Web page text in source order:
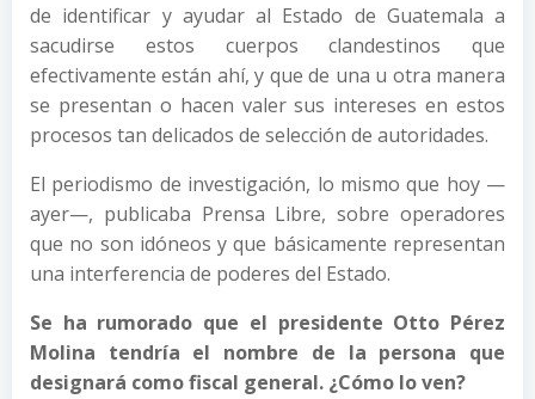
de identificar y ayudar al Estado de Guatemala a
sacudirse estos cuerpos clandestinos que
efectivamente están ahí, y que de una u otra manera
se presentan o hacen valer sus intereses en estos
procesos tan delicados de selección de autoridades.
El periodismo de investigación, lo mismo que hoy —
ayer—, publicaba Prensa Libre, sobre operadores
que no son idóneos y que básicamente representan
una interferencia de poderes del Estado.
Se ha rumorado que el presidente Otto Pérez
Molina tendría el nombre de la persona que
designará como fiscal general. ¿Cómo lo ven?